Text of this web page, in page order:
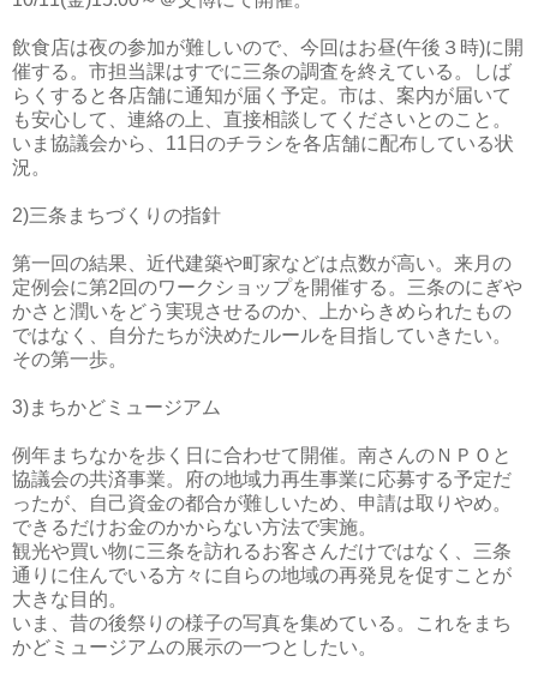
飲食店は夜の参加が難しいので、今回はお昼(午後３時)に開
催する。市担当課はすでに三条の調査を終えている。しば
らくすると各店舗に通知が届く予定。市は、案内が届いて
も安心して、連絡の上、直接相談してくださいとのこと。
いま協議会から、11日のチラシを各店舗に配布している状
況。
2)三条まちづくりの指針
第一回の結果、近代建築や町家などは点数が高い。来月の
定例会に第2回のワークショップを開催する。三条のにぎや
かさと潤いをどう実現させるのか、上からきめられたもの
ではなく、自分たちが決めたルールを目指していきたい。
その第一歩。
3)まちかどミュージアム
例年まちなかを歩く日に合わせて開催。南さんのＮＰＯと
協議会の共済事業。府の地域力再生事業に応募する予定だ
ったが、自己資金の都合が難しいため、申請は取りやめ。
できるだけお金のかからない方法で実施。
観光や買い物に三条を訪れるお客さんだけではなく、三条
通りに住んでいる方々に自らの地域の再発見を促すことが
大きな目的。
いま、昔の後祭りの様子の写真を集めている。これをまち
かどミュージアムの展示の一つとしたい。